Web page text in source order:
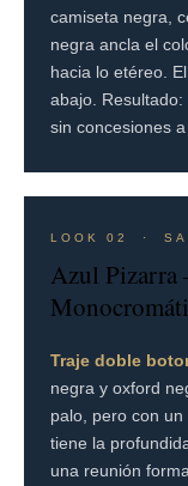
camiseta negra,
negra ancla el
hacia lo etéreo.
abajo.
sin concesiones a
LOOK 02 ·
Azul
Traje doble
negra y oxford
palo, pero con
tiene la
una reunión